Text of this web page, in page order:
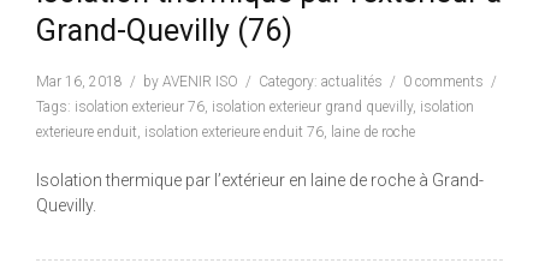
Grand-Quevilly (76)
Mar 16, 2018 by AVENIR ISO Category: actualités
0 comments
Tags: isolation exterieur 76, isolation exterieur grand quevilly, isolation
exterieure enduit, isolation exterieure enduit 76, laine de roche
Isolation thermique par l’extérieur en laine de roche à Grand-
Quevilly.